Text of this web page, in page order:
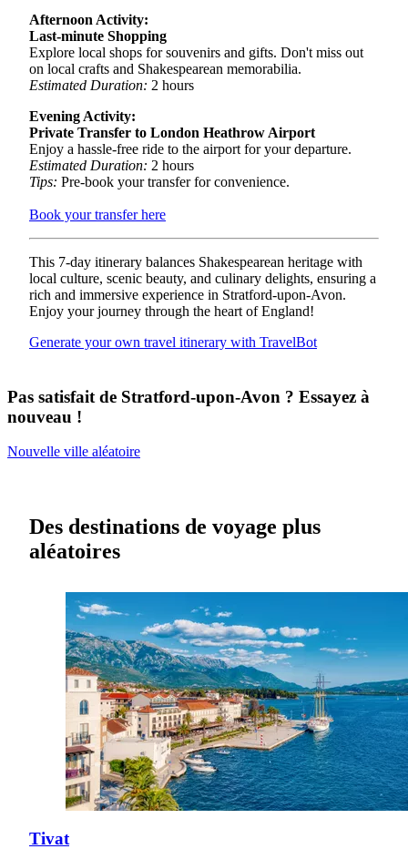
Afternoon Activity:
Last-minute Shopping
Explore local shops for souvenirs and gifts. Don't miss out
on local crafts and Shakespearean memorabilia.
Estimated Duration: 2 hours
Evening Activity:
Private Transfer to London Heathrow Airport
Enjoy a hassle-free ride to the airport for your departure.
Estimated Duration: 2 hours
Tips: Pre-book your transfer for convenience.
Book your transfer here
This 7-day itinerary balances Shakespearean heritage with
local culture, scenic beauty, and culinary delights, ensuring a
rich and immersive experience in Stratford-upon-Avon.
Enjoy your journey through the heart of England!
Generate your own travel itinerary with TravelBot
Pas satisfait de Stratford-upon-Avon ? Essayez à
nouveau !
Nouvelle ville aléatoire
Des destinations de voyage plus
aléatoires
Tivat